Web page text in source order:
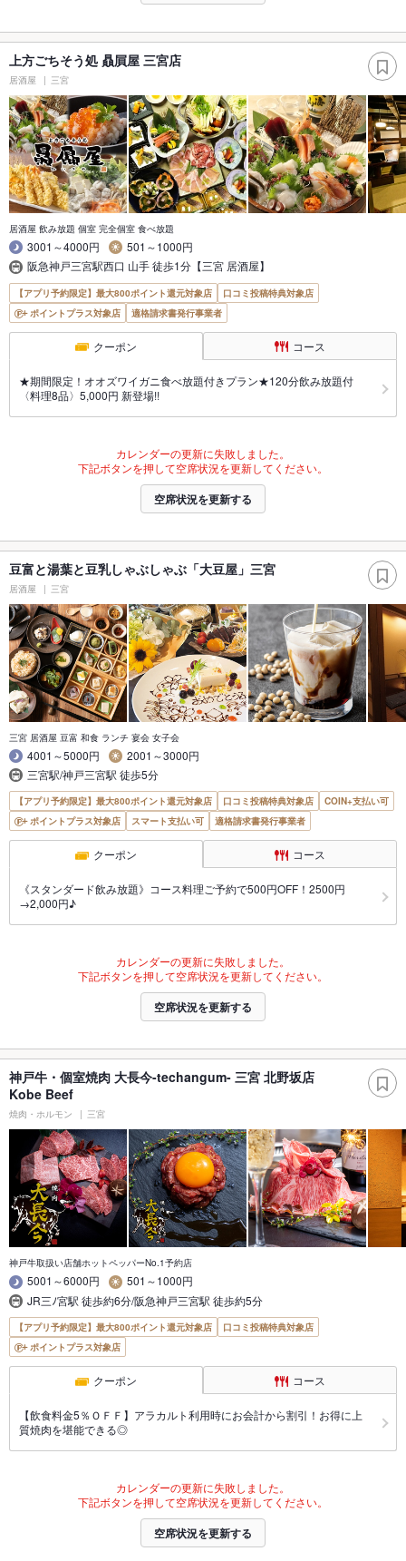
上方ごちそう処 贔屓屋 三宮店
居酒屋 三宮
居酒屋 飲み放題 個室 完全個室 食べ放題
3001～4000円
501～1000円
阪急神戸三宮駅西口 山手 徒歩1分【三宮 居酒屋】
【アプリ予約限定】最大800ポイント還元対象店
口コミ投稿特典対象店
ポイントプラス対象店
適格請求書発行事業者
クーポン コース
★期間限定！オオズワイガニ食べ放題付きプラン★120分飲み放題付
〈料理8品〉5,000円 新登場!!
カレンダーの更新に失敗しました。
下記ボタンを押して空席状況を更新してください。
空席状況を更新する
豆富と湯葉と豆乳しゃぶしゃぶ「大豆屋」三宮
居酒屋 三宮
三宮 居酒屋 豆富 和食 ランチ 宴会 女子会
4001～5000円
2001～3000円
三宮駅/神戸三宮駅 徒歩5分
【アプリ予約限定】最大800ポイント還元対象店 口コミ投稿特典対象店
COIN+支払い可
ポイントプラス対象店
スマート支払い可 適格請求書発行事業者
クーポン コース
《スタンダード飲み放題》コース料理ご予約で500円OFF！2500円
→2,000円♪
カレンダーの更新に失敗しました。
下記ボタンを押して空席状況を更新してください。
空席状況を更新する
神戸牛・個室焼肉 大長今-techangum- 三宮 北野坂店
Kobe Beef
焼肉・ホルモン 三宮
神戸牛取扱い店舗ホットペッパーNo.1予約店
5001～6000円
501～1000円
JR三ﾉ宮駅 徒歩約6分/阪急神戸三宮駅 徒歩約5分
【アプリ予約限定】最大800ポイント還元対象店
口コミ投稿特典対象店
ポイントプラス対象店
クーポン コース
【飲食料金5％ＯＦＦ】アラカルト利用時にお会計から割引！お得に上
質焼肉を堪能できる◎
カレンダーの更新に失敗しました。
下記ボタンを押して空席状況を更新してください。
空席状況を更新する